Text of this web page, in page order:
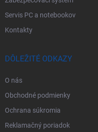
Servis PC a notebookov
Kontakty
DÔLEŽITÉ ODKAZY
O nás
Obchodné podmienky
Ochrana súkromia
Reklamačný poriadok